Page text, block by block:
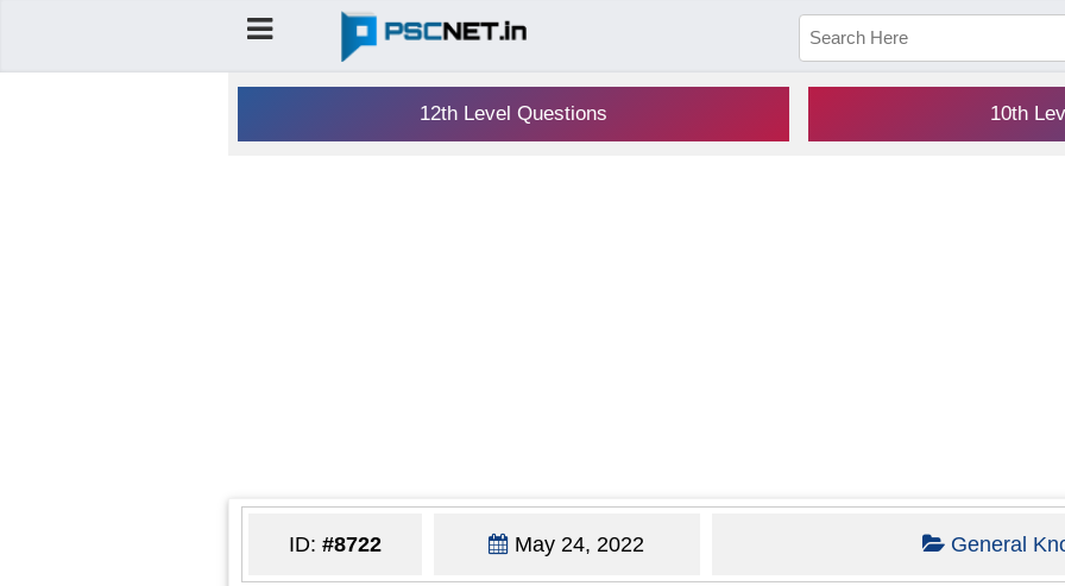
12th Level Questions 10th
ID: #8722 May 24, 2022 General